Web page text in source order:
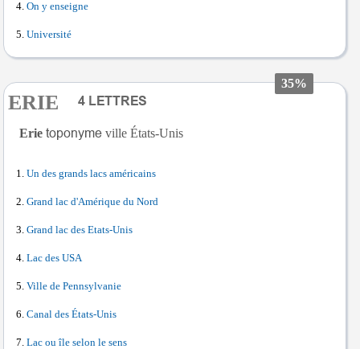
On y enseigne
Université
35%
ERIE
Erie ville États-Unis
Un des grands lacs américains
Grand lac d'Amérique du Nord
Grand lac des Etats-Unis
Lac des USA
Ville de Pennsylvanie
Canal des États-Unis
Lac ou île selon le sens